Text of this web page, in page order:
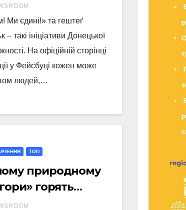
Ми єдині!»
єдині!» та гештеґ
– такі ініціативи Донецької
На офіційній сторінці
у Фейсбуці кожен може
людей,…
ТОП
природному
горять